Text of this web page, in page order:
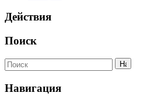
Действия
Поиск
Навигация